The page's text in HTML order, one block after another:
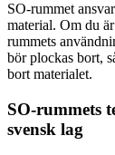
SO-rummet
material. Om du
rummets
bör plockas bort,
bort materialet.
SO-rummets
svensk lag